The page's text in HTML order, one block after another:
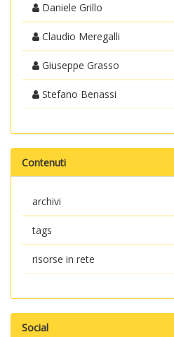
Daniele Grillo
Claudio Meregalli
Giuseppe Grasso
Stefano Benassi
Contenuti
archivi
tags
risorse in rete
Social